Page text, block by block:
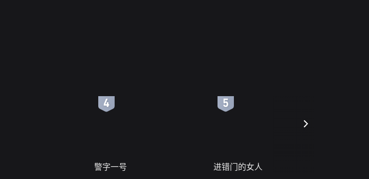
警字一号 进错门的女人